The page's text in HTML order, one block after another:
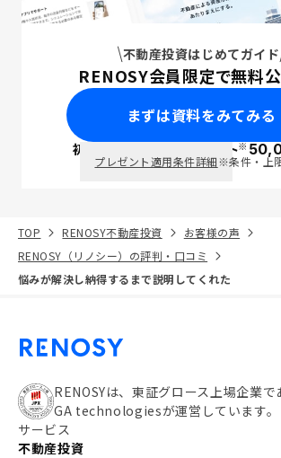
不動産投資はじめてガイド
RENOSY会員限定で無料公
まずは資料をみてみる
初回面談で ポイント※
プレゼント適用条件詳細※条件・上
TOP RENOSY不動産投資
お客様の声
RENOSY（リノシー）の評判・口コミ
悩みが解決し納得するまで説明してくれた
RENOSYは、東証グロース上場企業で
GA technologiesが運営しています。
サービス
不動産投資